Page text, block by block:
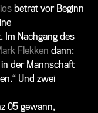
betrat vor Beginn
Im Nachgang des
Flekken dann:
der Mannschaft
Und zwei
05 gewann,